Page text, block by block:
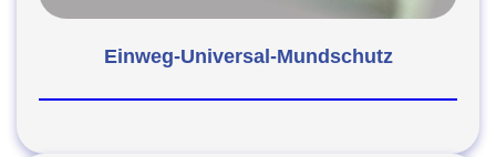
Einweg-Universal-Mundschutz